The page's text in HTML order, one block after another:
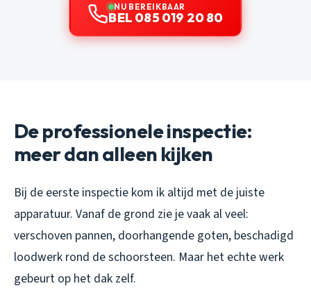
NU BEREIKBAAR
BEL 085 019 20 80
De professionele inspectie:
meer dan alleen kijken
Bij de eerste inspectie kom ik altijd met de juiste
apparatuur. Vanaf de grond zie je vaak al veel:
verschoven pannen, doorhangende goten, beschadigd
loodwerk rond de schoorsteen. Maar het echte werk
gebeurt op het dak zelf.